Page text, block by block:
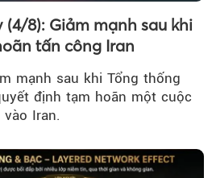
(4/8): Giảm mạnh sau khi
tấn công Iran
mạnh sau khi Tổng thống
định tạm hoãn một cuộc
Iran.